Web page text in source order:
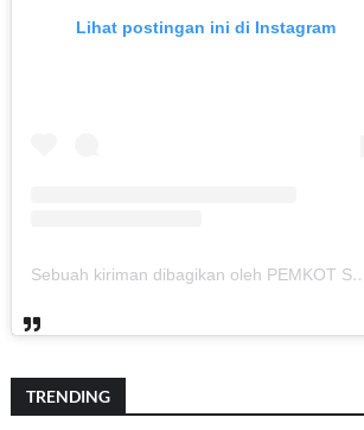
Lihat postingan ini di Instagram
Sebuah kiriman dibagikan oleh PEMKOT SUKABUMI (@pemkotsukabumi_)
TRENDING